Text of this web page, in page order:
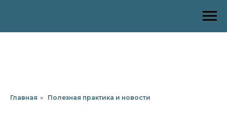
Главная » Полезная практика и новости